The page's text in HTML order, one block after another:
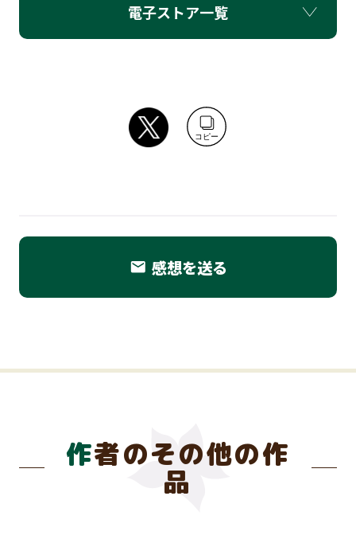
電子ストア一覧
コピー
email 感想を送る
作者のその他の作
品